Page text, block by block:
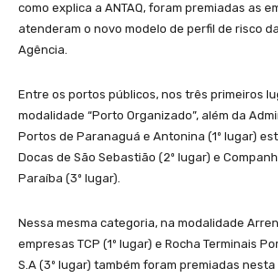
como explica a ANTAQ, foram premiadas as
atenderam o novo modelo de perfil de risco
Agência.
Entre os portos públicos, nos três primeiros
modalidade “Porto Organizado”, além da
Portos de Paranaguá e Antonina (1º lugar)
Docas de São Sebastião (2º lugar) e
Paraíba (3º lugar).
Nessa mesma categoria, na modalidade
empresas TCP (1º lugar) e Rocha Terminais
S.A (3º lugar) também foram premiadas nesta